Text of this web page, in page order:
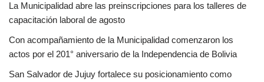
La Municipalidad abre las preinscripciones para los talleres de
capacitación laboral de agosto
Con acompañamiento de la Municipalidad comenzaron los
actos por el 201° aniversario de la Independencia de Bolivia
San Salvador de Jujuy fortalece su posicionamiento como